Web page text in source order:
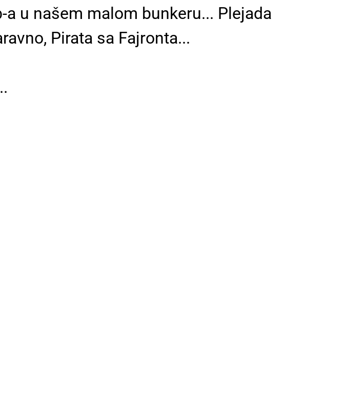
u našem malom bunkeru... Plejada
Pirata sa Fajronta...